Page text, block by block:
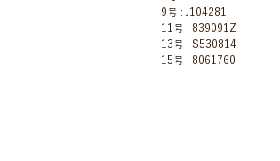
9号 : J104281
11号 : 839091Z
13号 : S530814
15号 : 8061760